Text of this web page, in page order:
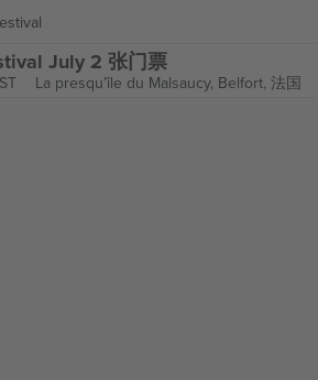
July 2 张门票
La presqu’île du Malsaucy, Belfort, 法国